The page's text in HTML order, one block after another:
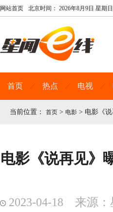
网站首页 北京时间： 2026年8月9日 星期日
首页 热点 电视
当前位置： 首页 > 电影 > 电影《
电影《说再见》
2023-04-18 来源：